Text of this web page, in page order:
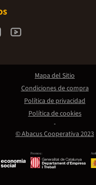
Promou:
© Abacus Cooperativa 2023
Mapa del Sitio
Condiciones de compra
Política de privacidad
Política de cookies